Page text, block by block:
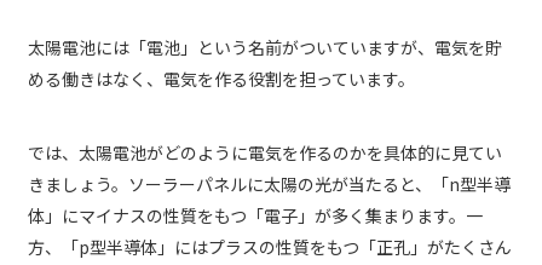
太陽電池には「電池」という名前がついていますが、電気を貯
める働きはなく、電気を作る役割を担っています。
では、太陽電池がどのように電気を作るのかを具体的に見てい
きましょう。ソーラーパネルに太陽の光が当たると、「n型半導
体」にマイナスの性質をもつ「電子」が多く集まります。一
方、「p型半導体」にはプラスの性質をもつ「正孔」がたくさん